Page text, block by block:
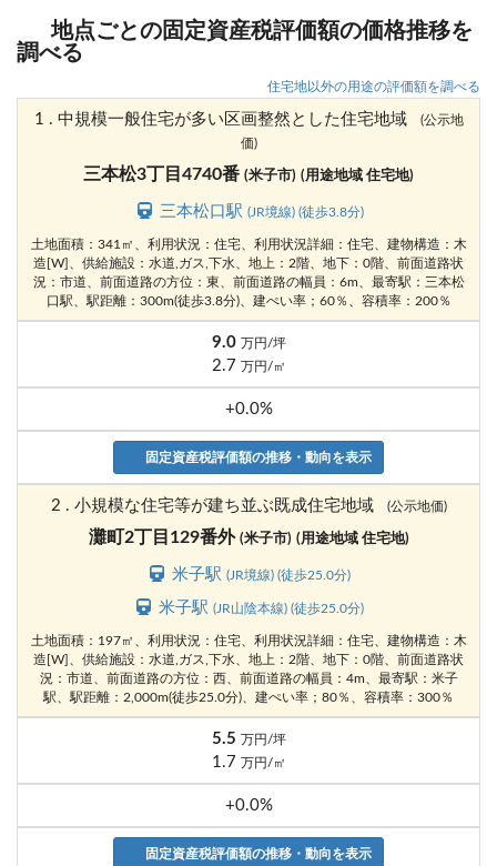
地点ごとの固定資産税評価額の価格推移を
調べる
住宅地以外の用途の評価額を調べる
1 . 中規模一般住宅が多い区画整然とした住宅地域
(公示地
価)
三本松3丁目4740番 (米子市) (用途地域 住宅地)
三本松口駅 (JR境線) (徒歩3.8分)
土地面積：341㎡、利用状況：住宅、利用状況詳細：住宅、建物構造：木
造[W]、供給施設：水道,ガス,下水、地上：2階、地下：0階、前面道路状
況：市道、前面道路の方位：東、前面道路の幅員：6m、最寄駅：三本松
口駅、駅距離：300m(徒歩3.8分)、建ぺい率；60％、容積率：200％
9.0 万円/坪
2.7 万円/㎡
+0.0%
固定資産税評価額の推移・動向を表示
2 . 小規模な住宅等が建ち並ぶ既成住宅地域 (公示地価)
灘町2丁目129番外 (米子市) (用途地域 住宅地)
米子駅(JR境線) (徒歩25.0分)
米子駅(JR山陰本線) (徒歩25.0分)
土地面積：197㎡、利用状況：住宅、利用状況詳細：住宅、建物構造：木
造[W]、供給施設：水道,ガス,下水、地上：2階、地下：0階、前面道路状
況：市道、前面道路の方位：西、前面道路の幅員：4m、最寄駅：米子
駅、駅距離：2,000m(徒歩25.0分)、建ぺい率；80％、容積率：300％
5.5 万円/坪
1.7 万円/㎡
+0.0%
固定資産税評価額の推移・動向を表示